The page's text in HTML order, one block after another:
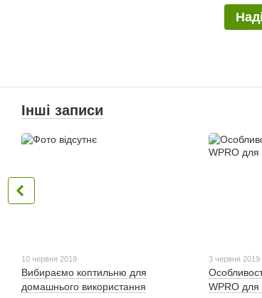
Інші записи
10 червня 2019
Вибираємо коптильню для
домашнього використання
3 червня 2019
WPRO для